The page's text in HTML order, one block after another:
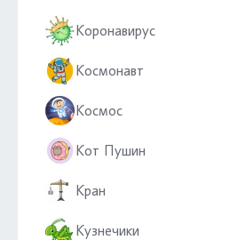
Коронавирус
Космонавт
Космос
Кот Пушин
Кран
Кузнечики